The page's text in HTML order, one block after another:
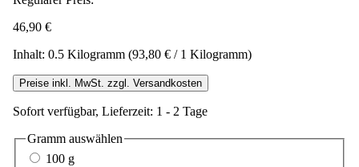
46,90 €
Inhalt: 0.5 Kilogramm (93,80 € / 1 Kilogramm)
Preise inkl. MwSt. zzgl. Versandkosten
Sofort verfügbar, Lieferzeit: 1 - 2 Tage
Gramm auswählen
100 g